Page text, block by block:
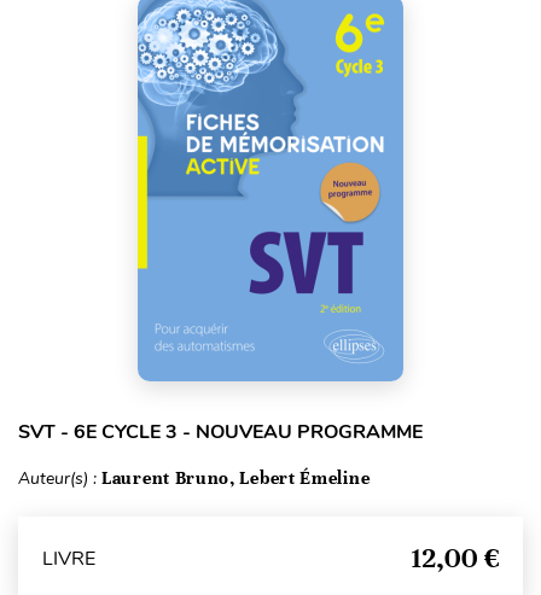
SVT - 6E CYCLE 3 - NOUVEAU PROGRAMME
Auteur(s) : Laurent Bruno, Lebert Émeline
LIVRE 12,00 €